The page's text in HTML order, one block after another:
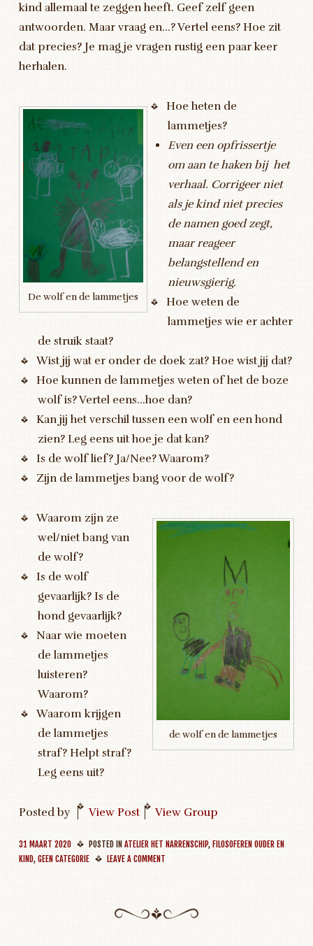
kind allemaal te zeggen heeft. Geef zelf geen
antwoorden. Maar vraag en…? Vertel eens? Hoe zit
dat precies? Je mag je vragen rustig een paar keer
herhalen.
De wolf en de lammetjes
Hoe heten de
lammetjes?
Even een opfrissertje
om aan te haken bij het
verhaal. Corrigeer niet
als je kind niet precies
de namen goed zegt,
maar reageer
belangstellend en
nieuwsgierig.
Hoe weten de
lammetjes wie er achter
de struik staat?
Wist jij wat er onder de doek zat? Hoe wist jij dat?
Hoe kunnen de lammetjes weten of het de boze
wolf is? Vertel eens…hoe dan?
Kan jij het verschil tussen een wolf en een hond
zien? Leg eens uit hoe je dat kan?
Is de wolf lief? Ja/Nee? Waarom?
Zijn de lammetjes bang voor de wolf?
de wolf en de lammetjes
Waarom zijn ze
wel/niet bang van
de wolf?
Is de wolf
gevaarlijk? Is de
hond gevaarlijk?
Naar wie moeten
de lammetjes
luisteren?
Waarom?
Waarom krijgen
de lammetjes
straf? Helpt straf?
Leg eens uit?
Posted by | View Post | View Group
31 MAART 2020 POSTED INATELIER HET NARRENSCHIP, FILOSOFEREN OUDER EN
KIND, GEEN CATEGORIE LEAVE A COMMENT